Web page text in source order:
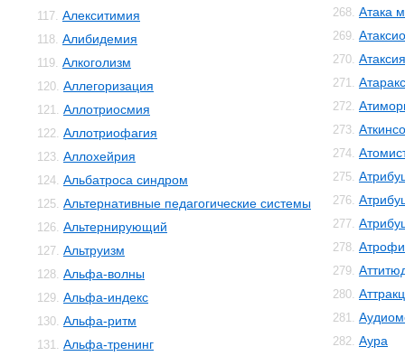
117. Алекситимия
118. Алибидемия
119. Алкоголизм
120. Аллегоризация
121. Аллотриосмия
122. Аллотриофагия
123. Аллохейрия
124. Альбатроса синдром
125. Альтернативные педагогические системы
126. Альтернирующий
127. Альтруизм
128. Альфа-волны
129. Альфа-индекс
130. Альфа-ритм
131. Альфа-тренинг
268. Атака
269.
270. Атаксия
271.
272.
273.
274.
275.
276.
277.
278.
279.
280.
281.
282. Аура